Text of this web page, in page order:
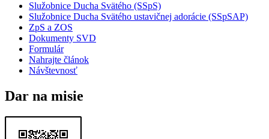
Služobnice Ducha Svätého (SSpS)
Služobnice Ducha Svätého ustavičnej adorácie (SSpSAP)
ZpS a ZOS
Dokumenty SVD
Formulár
Nahrajte článok
Návštevnosť
Dar na misie